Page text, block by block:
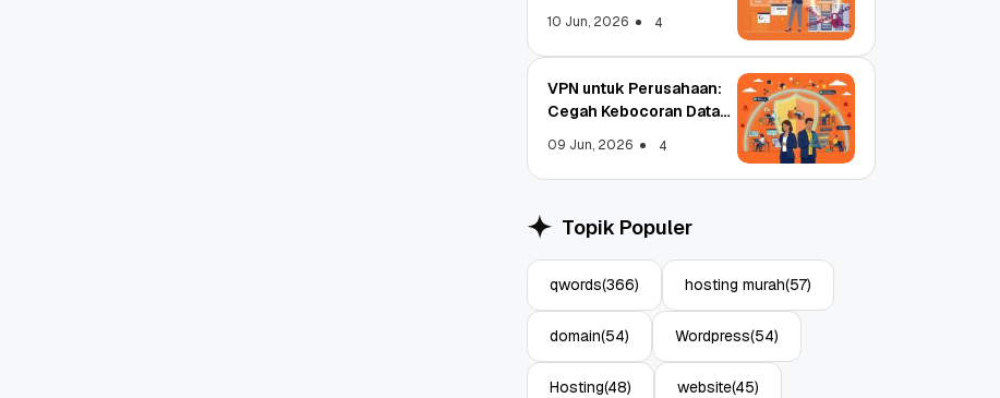
Terakreditasi ICANN, Apa
27 Jul, 2022 3
10 Jun, 2026 4
VPN untuk Perusahaan:
Cegah Kebocoran Data
09 Jun, 2026 4
Topik Populer
qwords(366) hosting murah(57)
domain(54) Wordpress(54)
Hosting(48) website(45)